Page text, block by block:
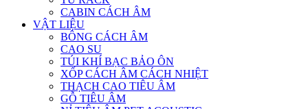
CABIN CÁCH ÂM
VẬT LIỆU
BÔNG CÁCH ÂM
CAO SU
TÚI KHÍ BẠC BẢO ÔN
XỐP CÁCH ÂM CÁCH NHIỆT
THẠCH CAO TIÊU ÂM
GỖ TIÊU ÂM